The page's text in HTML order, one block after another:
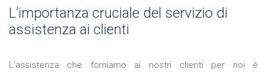
L’importanza cruciale del servizio di
assistenza ai clienti
L’assistenza che forniamo ai nostri clienti per noi è